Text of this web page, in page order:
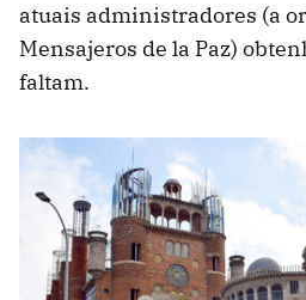
atuais administradores (a
Mensajeros de la Paz)
faltam.